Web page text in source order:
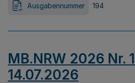
Ausgabennummer 194
MB.NRW 2026 Nr.
14.07.2026